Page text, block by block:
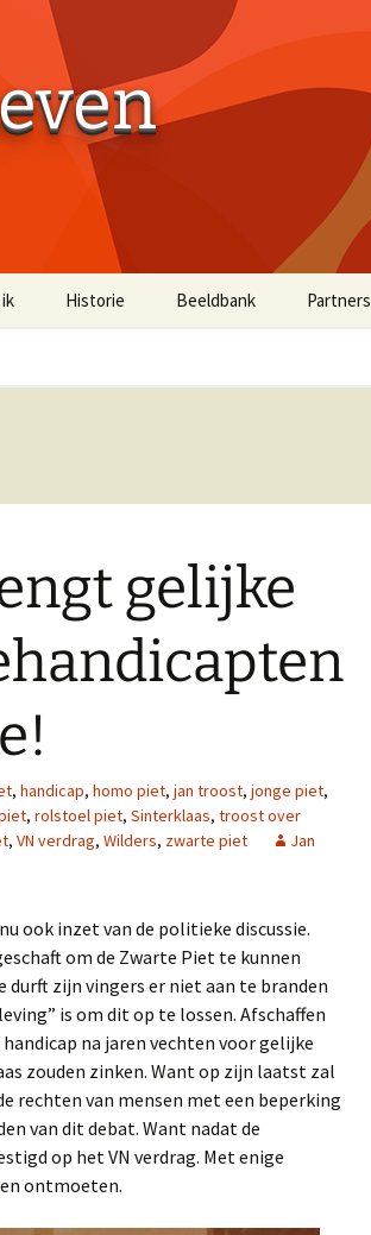
Historie Beeldbank Partners
gelijke
, handicap, homo piet, jan troost, jonge piet,
, rolstoel piet, Sinterklaas, troost over
, VN verdrag, Wilders, zwarte piet
Jan
ook inzet van de politieke discussie.
om de Zwarte Piet te kunnen
durft zijn vingers er niet aan te branden
is om dit op te lossen. Afschaffen
na jaren vechten voor gelijke
zouden zinken. Want op zijn laatst zal
rechten van mensen met een beperking
van dit debat. Want nadat de
op het VN verdrag. Met enige
ontmoeten.